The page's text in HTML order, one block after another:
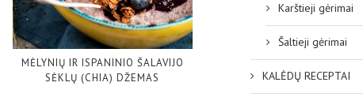
MĖLYNIŲ IR ISPANINIO ŠALAVIJO
SĖKLŲ (CHIA) DŽEMAS
Karštieji gėrimai
Šaltieji gėrimai
KALĖDŲ RECEPTAI